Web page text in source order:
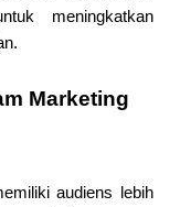
Marketing
audiens lebih